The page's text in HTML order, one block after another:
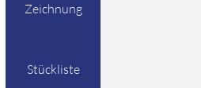
Zeichnung
Stückliste